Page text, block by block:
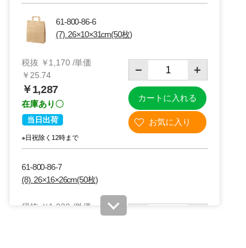
61-800-86-6
(7). 26×10×31cm(50枚)
税抜 ￥1,170 /単価
￥25.74
￥1,287
在庫あり〇
当日出荷
※日祝除く12時まで
カートに入れる
61-800-86-7
(8). 26×16×26cm(50枚)
税抜 ￥1,230 /単価